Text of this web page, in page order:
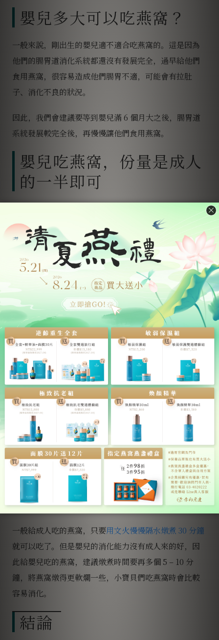
嬰兒多大可以吃燕窩？
一般來說，剛出生的嬰兒適不適合吃燕窩的。這是因為
他們的腸胃道消化系統都還沒有發展完全，過早給他們
食用燕窩，很容易造成他們腸胃不適，可能會有拉肚
子、消化不良的狀況。
因此，我們會建議要等到嬰兒滿 6 個月大之後，腸胃道
系統發展較完全後，再慢慢讓他們食用燕窩。
嬰兒吃燕窩，份量是成人
的一半即可
；但嬰兒
食用的份量只要成人的一半，
即可。
與成人相同，要保持定期食用，建議一週吃 2 次 即可，
慢慢地隨著小寶貝的長大再慢慢增加份量。
務必確認嬰兒對蛋白質不
會過敏
真正的燕窩含有大量的蛋白質，雖然對蛋白質過敏的人
較少，但是初次給嬰兒吃燕窩時，務必要先
少量餵食，
並且多觀察個幾天，注意小寶貝是不是有過敏的現象。
如果小寶貝有出現皮膚起紅疹、嘔吐、腹瀉⋯⋯等症
狀，那就有可能嬰兒對蛋白質過敏！
建議先暫停食用燕窩，與醫師諮詢，確認小寶貝的體質
可以食用燕窩再繼續餵食唷！
給嬰兒吃的燕窩，燉煮的
時間要拉得更長一些
一般給成人吃的燕窩，只要用文火慢慢隔水燉煮 30 分鐘
就可以吃了。但是嬰兒的消化能力沒有成人來的好，因
此給嬰兒吃的燕窩，建議燉煮時間要再多個 5 – 10 分
鐘， 將燕窩燉得更軟爛一些，小寶貝們吃燕窩時會比較
容易消化。
結論